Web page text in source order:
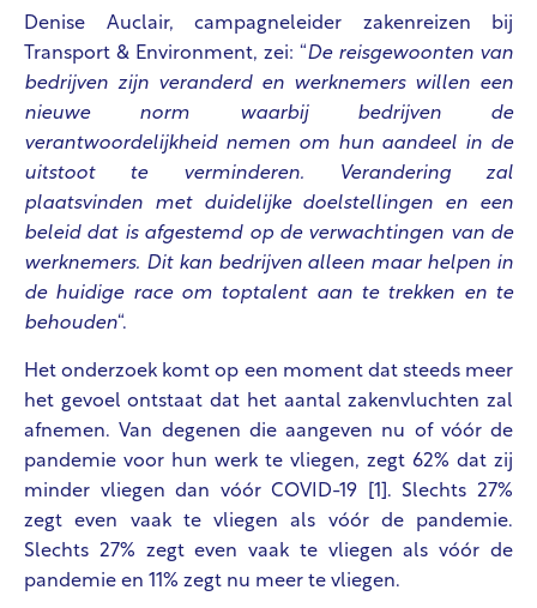
Denise Auclair, campagneleider zakenreizen bij
Transport & Environment, zei: “De reisgewoonten van
bedrijven zijn veranderd en werknemers willen een
nieuwe norm waarbij bedrijven de
verantwoordelijkheid nemen om hun aandeel in de
uitstoot te verminderen. Verandering zal
plaatsvinden met duidelijke doelstellingen en een
beleid dat is afgestemd op de verwachtingen van de
werknemers. Dit kan bedrijven alleen maar helpen in
de huidige race om toptalent aan te trekken en te
behouden“.
Het onderzoek komt op een moment dat steeds meer
het gevoel ontstaat dat het aantal zakenvluchten zal
afnemen. Van degenen die aangeven nu of vóór de
pandemie voor hun werk te vliegen, zegt 62% dat zij
minder vliegen dan vóór COVID-19 [1]. Slechts 27%
zegt even vaak te vliegen als vóór de pandemie.
Slechts 27% zegt even vaak te vliegen als vóór de
pandemie en 11% zegt nu meer te vliegen.